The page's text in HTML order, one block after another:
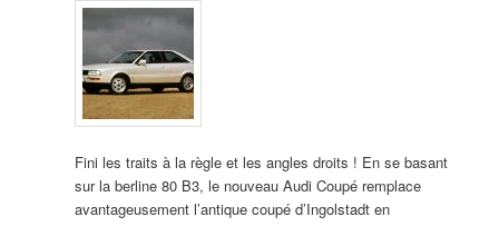
Fini les traits à la règle et les angles droits ! En se basant
sur la berline 80 B3, le nouveau Audi Coupé remplace
avantageusement l’antique coupé d’Ingolstadt en